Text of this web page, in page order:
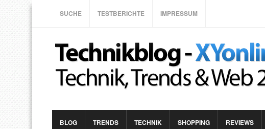
SUCHE TESTBERICHTE IMPRESSUM
BLOG TRENDS TECHNIK SHOPPING REVIEWS